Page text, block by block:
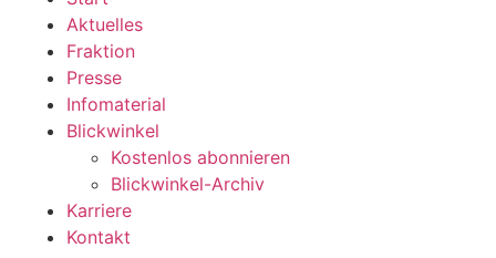
Aktuelles
Fraktion
Presse
Infomaterial
Blickwinkel
Kostenlos abonnieren
Blickwinkel-Archiv
Karriere
Kontakt